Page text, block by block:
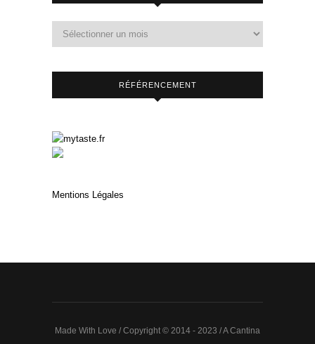
RÉFÉRENCEMENT
Mentions Légales
Made With Love / Copyright © 2014 - 2023 / A Cantina